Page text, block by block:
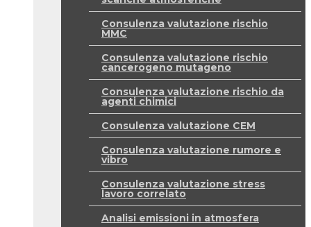
Consulenza valutazione rischio
MMC
Consulenza valutazione rischio
cancerogeno mutageno
Consulenza valutazione rischio da
agenti chimici
Consulenza valutazione CEM
Consulenza valutazione rumore e
vibro
Consulenza valutazione stress
lavoro correlato
Analisi emissioni in atmosfera